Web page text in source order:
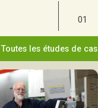
01
Toutes les études de cas